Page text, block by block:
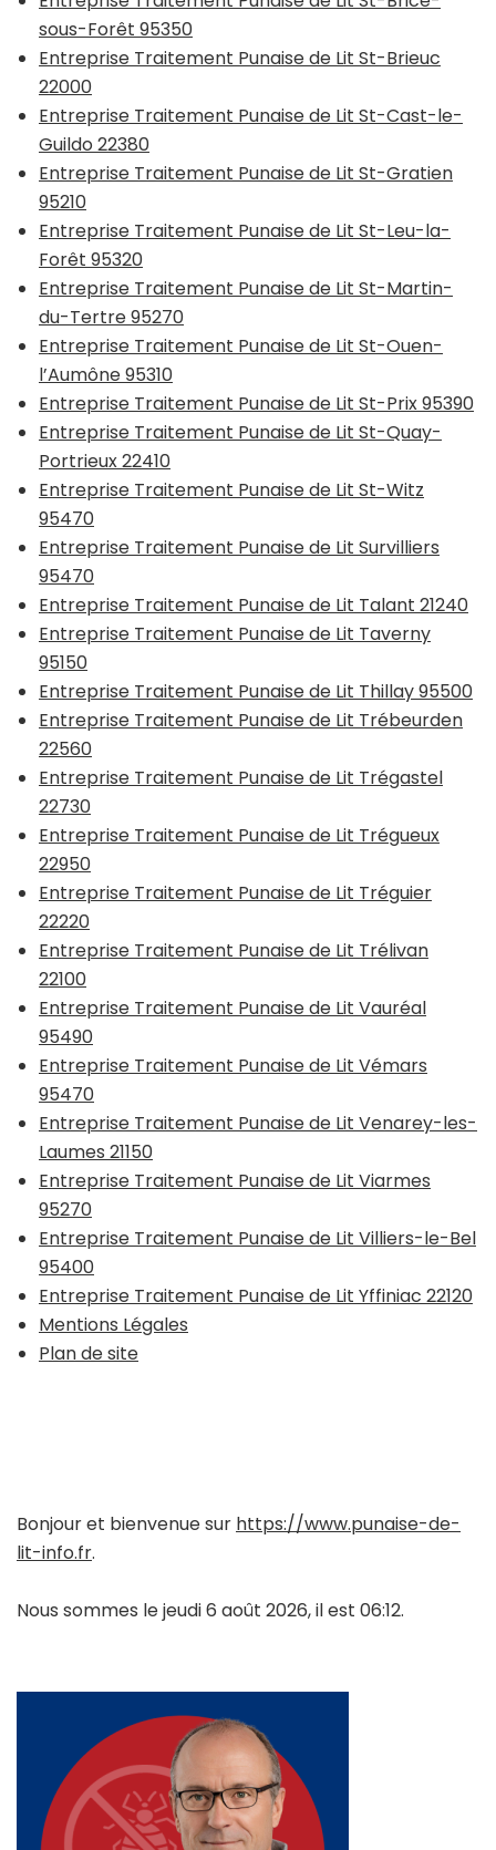
sous-Forêt 95350
Entreprise Traitement Punaise de Lit St-Brieuc
22000
Entreprise Traitement Punaise de Lit St-Cast-le-
Guildo 22380
Entreprise Traitement Punaise de Lit St-Gratien
95210
Entreprise Traitement Punaise de Lit St-Leu-la-
Forêt 95320
Entreprise Traitement Punaise de Lit St-Martin-
du-Tertre 95270
Entreprise Traitement Punaise de Lit St-Ouen-
l’Aumône 95310
Entreprise Traitement Punaise de Lit St-Prix 95390
Entreprise Traitement Punaise de Lit St-Quay-
Portrieux 22410
Entreprise Traitement Punaise de Lit St-Witz
95470
Entreprise Traitement Punaise de Lit Survilliers
95470
Entreprise Traitement Punaise de Lit Talant 21240
Entreprise Traitement Punaise de Lit Taverny
95150
Entreprise Traitement Punaise de Lit Thillay 95500
Entreprise Traitement Punaise de Lit Trébeurden
22560
Entreprise Traitement Punaise de Lit Trégastel
22730
Entreprise Traitement Punaise de Lit Trégueux
22950
Entreprise Traitement Punaise de Lit Tréguier
22220
Entreprise Traitement Punaise de Lit Trélivan
22100
Entreprise Traitement Punaise de Lit Vauréal
95490
Entreprise Traitement Punaise de Lit Vémars
95470
Entreprise Traitement Punaise de Lit Venarey-les-
Laumes 21150
Entreprise Traitement Punaise de Lit Viarmes
95270
Entreprise Traitement Punaise de Lit Villiers-le-Bel
95400
Entreprise Traitement Punaise de Lit Yffiniac 22120
Mentions Légales
Plan de site
Bonjour et bienvenue sur https://www.punaise-de-
lit-info.fr.
Nous sommes le jeudi 6 août 2026, il est 06:12.